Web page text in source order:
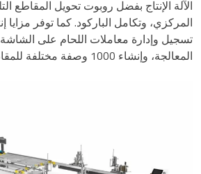
الآلة الإنتاج بفضل روبوت تحويل المقاطع
المركزي، وتكامل الباركود. كما توفر مزايا
تسجيل وإدارة معاملات اللحام على
المعالجة، وإنشاء 1000 وصفة مختلفة للمقاطع